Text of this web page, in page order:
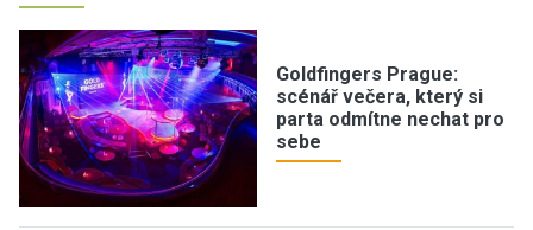
Goldfingers Prague:
scénář večera, který si
parta odmítne nechat pro
sebe